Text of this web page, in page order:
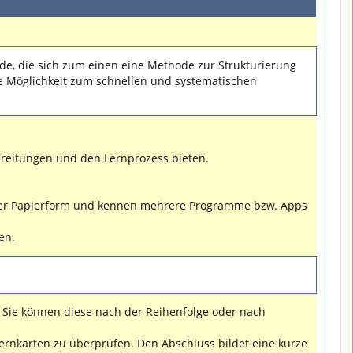
die sich zum einen eine Methode zur Strukturierung
zum schnellen und systematischen
und den Lernprozess bieten.
Papierform und kennen mehrere Programme bzw. Apps
können diese nach der Reihenfolge oder nach
zu überprüfen. Den Abschluss bildet eine kurze